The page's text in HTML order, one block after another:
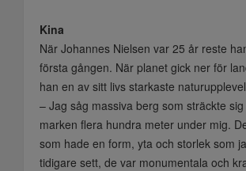
Kina
När Johannes Nielsen var 25 år reste
första gången. När planet gick ner för
han en av sitt livs starkaste
– Jag såg massiva berg som sträckte
marken flera hundra meter under mig.
som hade en form, yta och storlek som
tidigare sett, de var monumentala och